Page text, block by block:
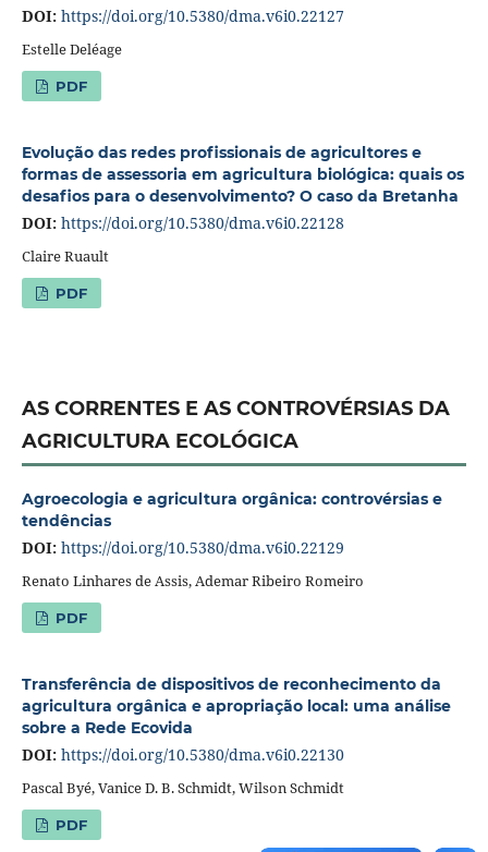
DOI: https://doi.org/10.5380/dma.v6i0.22127
Estelle Deléage
PDF
Evolução das redes profissionais de agricultores e
formas de assessoria em agricultura biológica: quais os
desafios para o desenvolvimento? O caso da Bretanha
DOI: https://doi.org/10.5380/dma.v6i0.22128
Claire Ruault
PDF
AS CORRENTES E AS CONTROVÉRSIAS DA
AGRICULTURA ECOLÓGICA
Agroecologia e agricultura orgânica: controvérsias e
tendências
DOI: https://doi.org/10.5380/dma.v6i0.22129
Renato Linhares de Assis, Ademar Ribeiro Romeiro
PDF
Transferência de dispositivos de reconhecimento da
agricultura orgânica e apropriação local: uma análise
sobre a Rede Ecovida
DOI: https://doi.org/10.5380/dma.v6i0.22130
Pascal Byé, Vanice D. B. Schmidt, Wilson Schmidt
PDF